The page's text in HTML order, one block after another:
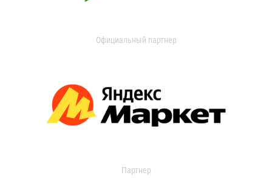
Официальный партнер
Партнер